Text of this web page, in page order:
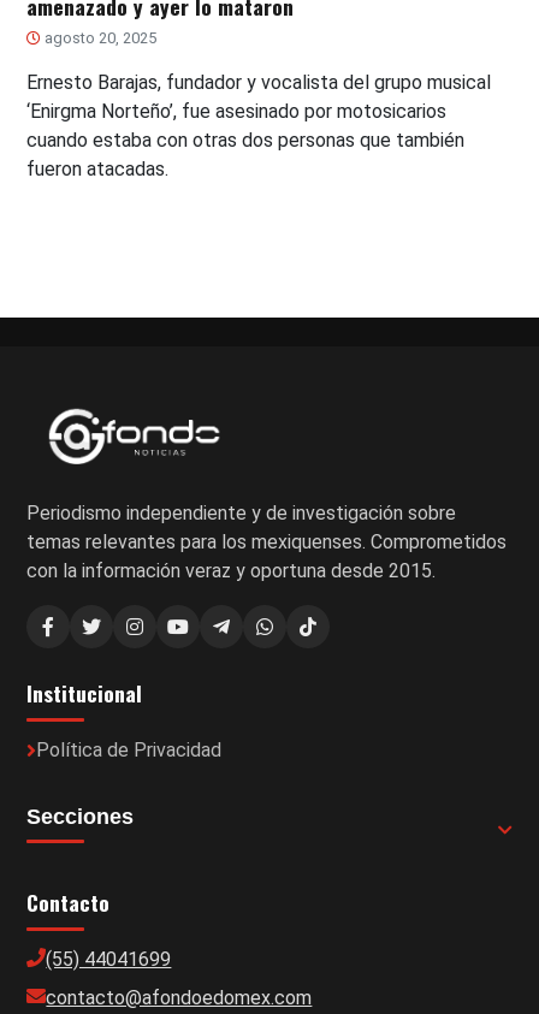
agosto 20, 2025
Ernesto Barajas, fundador y vocalista del grupo musical
‘Enirgma Norteño’, fue asesinado por motosicarios
cuando estaba con otras dos personas que también
fueron atacadas.
Periodismo independiente y de investigación sobre
temas relevantes para los mexiquenses. Comprometidos
con la información veraz y oportuna desde 2015.
Institucional
Política de Privacidad
Secciones
Contacto
(55) 44041699
contacto@afondoedomex.com